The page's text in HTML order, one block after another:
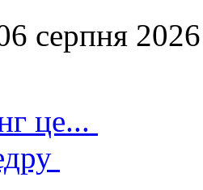
серпня
це...